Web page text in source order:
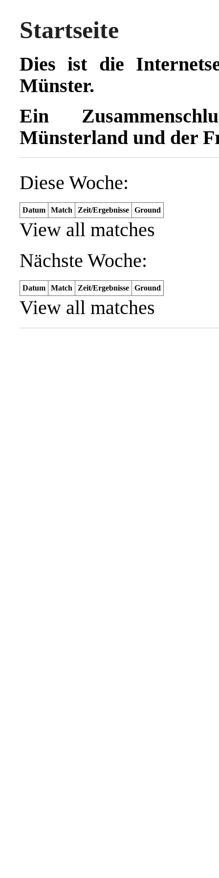
Startseite
Dies ist die
Münster.
Ein
Münsterland und der
Diese Woche:
Datum Match Zeit/Ergebnisse Ground
View all matches
Nächste Woche:
Datum Match Zeit/Ergebnisse Ground
View all matches